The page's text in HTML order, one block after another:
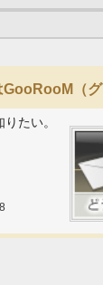
（
たい。